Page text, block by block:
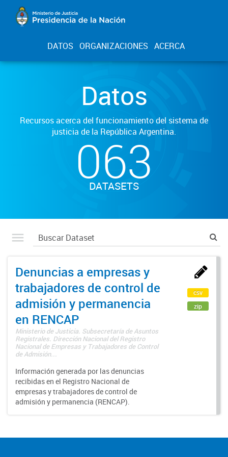
DATOS ORGANIZACIONES ACERCA
Datos
Recursos acerca del funcionamiento del sistema de
justicia de la República Argentina.
063
DATASETS
Denuncias a empresas y
trabajadores de control de
admisión y permanencia
en RENCAP
Ministerio de Justicia. Subsecretaría de Asuntos
Registrales. Dirección Nacional del Registro
Nacional de Empresas y Trabajadores de Control
de Admisión...
Información generada por las denuncias
recibidas en el Registro Nacional de
empresas y trabajadores de control de
admisión y permanencia (RENCAP).
csv
zip